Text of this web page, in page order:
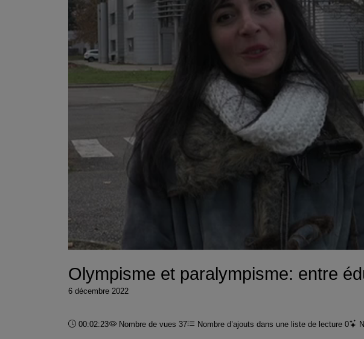
Olympisme et paralympisme: entre
6 décembre 2022
Durée :
00:02:23 Nombre de vues 37 Nombre d’ajouts dans une liste de lecture 0